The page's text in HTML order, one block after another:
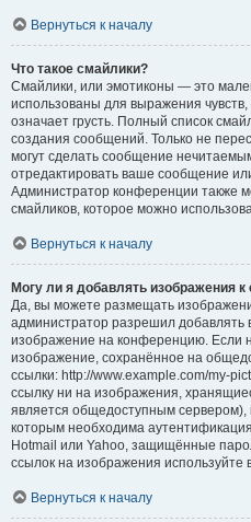
Вернуться к началу
Что такое смайлики?
Смайлики, или эмотиконы — это
использованы для выражения
означает грусть. Полный список
создания сообщений. Только не
могут сделать сообщение
отредактировать ваше сообщение
Администратор конференции также
смайликов, которое можно
Вернуться к началу
Могу ли я добавлять изображения
Да, вы можете размещать
администратор разрешил добавлять
изображение на конференцию. Если
изображение, сохранённое на
ссылки: http://www.example.com/my-
ссылку ни на изображения,
является общедоступным сервером),
которым необходима
Hotmail или Yahoo, защищённые
ссылок на изображения используйте
Вернуться к началу